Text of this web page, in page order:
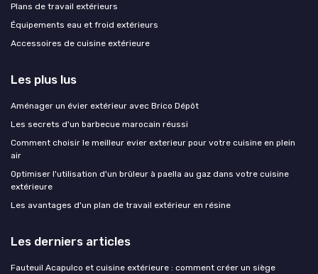
Plans de travail extérieurs
Équipements eau et froid extérieurs
Accessoires de cuisine extérieure
Les plus lus
Aménager un évier extérieur avec Brico Dépôt
Les secrets d'un barbecue marocain réussi
Comment choisir le meilleur evier exterieur pour votre cuisine en plein
air
Optimiser l'utilisation d'un brûleur à paella au gaz dans votre cuisine
extérieure
Les avantages d'un plan de travail extérieur en résine
Les derniers articles
Fauteuil Acapulco et cuisine extérieure : comment créer un siège